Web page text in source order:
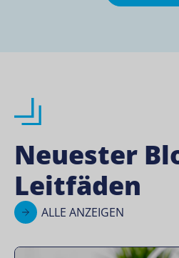
Neuester
Leitfäden
ALLE ANZEIGEN